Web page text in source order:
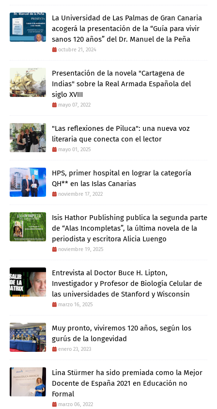
La Universidad de Las Palmas de Gran Canaria
acogerá la presentación de la “Guía para vivir
sanos 120 años” del Dr. Manuel de la Peña
octubre 21, 2024
Presentación de la novela "Cartagena de
Indias" sobre la Real Armada Española del
siglo XVIII
mayo 07, 2022
"Las reflexiones de Piluca": una nueva voz
literaria que conecta con el lector
mayo 01, 2025
HPS, primer hospital en lograr la categoría
QH** en las Islas Canarias
noviembre 17, 2022
Isis Hathor Publishing publica la segunda parte
de “Alas Incompletas”, la última novela de la
periodista y escritora Alicia Luengo
noviembre 19, 2025
Entrevista al Doctor Buce H. Lipton,
Investigador y Profesor de Biología Celular de
las universidades de Stanford y Wisconsin
marzo 16, 2025
Muy pronto, viviremos 120 años, según los
gurús de la longevidad
enero 23, 2023
Lina Stürmer ha sido premiada como la Mejor
Docente de España 2021 en Educación no
Formal
marzo 06, 2022